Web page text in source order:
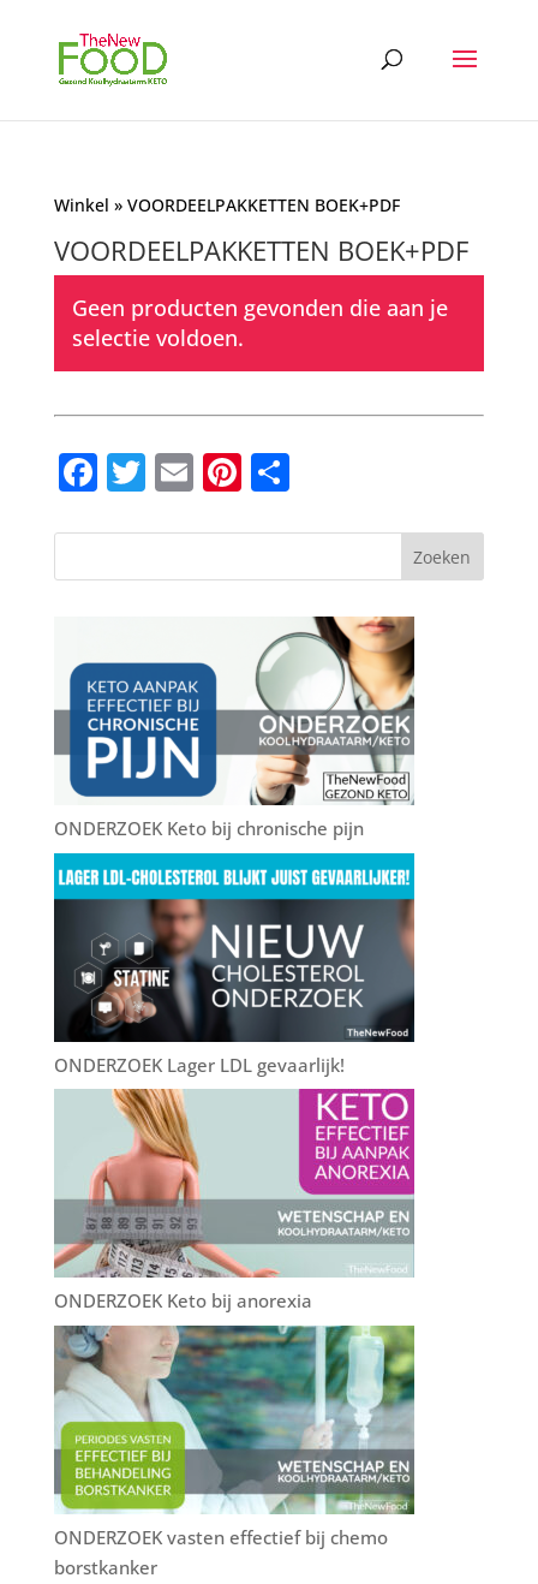
Winkel » VOORDEELPAKKETTEN BOEK+PDF
VOORDEELPAKKETTEN BOEK+PDF
Geen producten gevonden die aan je
selectie voldoen.
F
c
e
o
o
k
T
it
te
E
ai
l
Pi
er
e
D
e
n
ONDERZOEK Keto bij chronische pijn
ONDERZOEK Lager LDL gevaarlijk!
ONDERZOEK Keto bij anorexia
ONDERZOEK vasten effectief bij chemo
borstkanker